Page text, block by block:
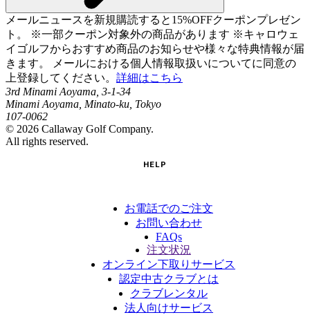
メールニュースを新規購読すると15%OFFクーポンプレゼン
ト。 ※一部クーポン対象外の商品があります ※キャロウェ
イゴルフからおすすめ商品のお知らせや様々な特典情報が届
きます。 メールにおける個人情報取扱いについてに同意の
上登録してください。 詳細はこちら
3rd Minami Aoyama, 3-1-34
Minami Aoyama, Minato-ku, Tokyo
107-0062
© 2026 Callaway Golf Company.
All rights reserved.
HELP
お電話でのご注文
お問い合わせ
FAQs
注文状況
オンライン下取りサービス
認定中古クラブとは
クラブレンタル
法人向けサービス